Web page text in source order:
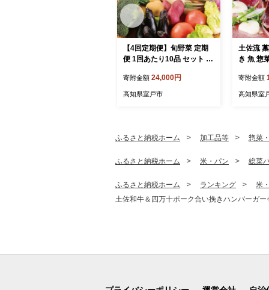
【4回定期便】旬野菜 定期
便 1回あたり10品 セット 詰
おまかせ 新鮮 やさい レシ
ピ付き 高知県 室戸市 故郷
寄附金額 24,000円
高知県室戸市
土佐流
き 魚 惣
層水の塩
魚介類
故郷納税
寄附金額
高知県室
ふるさと納税ホーム 加工品等 惣菜
ふるさと納税ホーム 米・パン 総菜
ふるさと納税ホーム ランキング
米
土佐和牛＆四万十ポーク合い挽きハンバーガ